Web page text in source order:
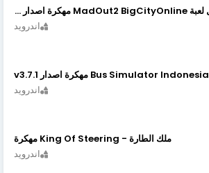
تحميل لعبة MadOut2 BigCityOnline مهكرة اصدار v10.48
اندرويد
Bus Simulator Indonesia مهكرة اصدار v3.7.1
اندرويد
ملك الطارة - King Of Steering مهكرة
اندرويد